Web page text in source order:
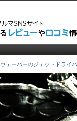
ウェーバーのジェットドライ